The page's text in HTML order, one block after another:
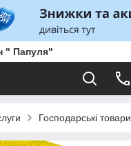
" Папуля"
Господарські товари